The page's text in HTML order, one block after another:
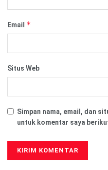
Email *
Situs Web
Simpan nama, email, dan
untuk komentar saya